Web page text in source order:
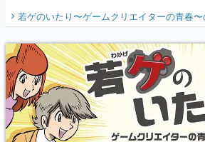
開く。業界の快男
『少年ジャンプ』
り】
若ゲのいたり〜ゲームクリエイターの青春〜